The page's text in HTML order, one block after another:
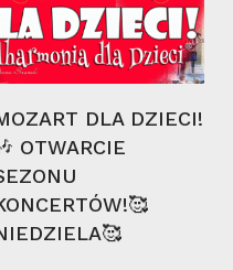
DLA DZIECI!
OTWARCIE